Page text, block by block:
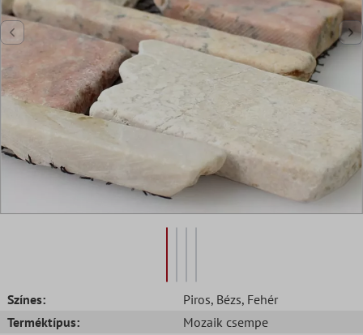
Színes: Piros, Bézs, Fehér
Terméktípus:
Mozaik csempe